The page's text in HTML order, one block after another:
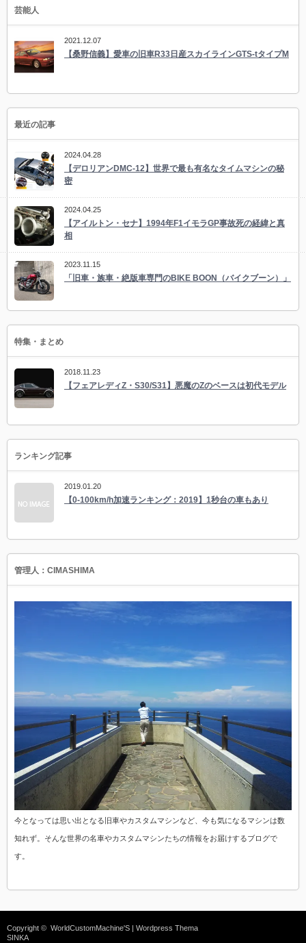
芸能人
2021.12.07
【桑野信義】愛車の旧車R33日産スカイラインGTS-tタイプM
最近の記事
2024.04.28
【デロリアンDMC-12】世界で最も有名なタイムマシンの秘
密
2024.04.25
【アイルトン・セナ】1994年F1イモラGP事故死の経緯と真
相
2023.11.15
「旧車・族車・絶版車専門のBIKE BOON（バイクブーン）」
特集・まとめ
2018.11.23
【フェアレディZ・S30/S31】悪魔のZのベースは初代モデル
ランキング記事
2019.01.20
【0-100km/h加速ランキング：2019】1秒台の車もあり
管理人：CIMASHIMA
今となっては思い出となる旧車やカスタムマシンなど、今も気になるマシンは数
知れず。そんな世界の名車やカスタムマシンたちの情報をお届けするブログで
す。
Copyright © WorldCustomMachine'S | Wordpress Thema
SINKA